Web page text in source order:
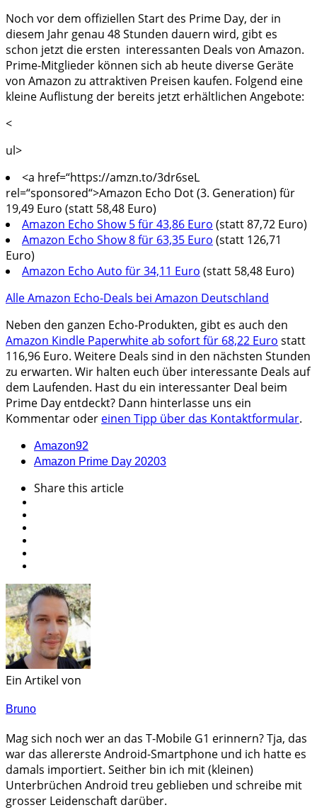
Noch vor dem offiziellen Start des Prime Day, der in
diesem Jahr genau 48 Stunden dauern wird, gibt es
schon jetzt die ersten interessanten Deals von Amazon.
Prime-Mitglieder können sich ab heute diverse Geräte
von Amazon zu attraktiven Preisen kaufen. Folgend eine
kleine Auflistung der bereits jetzt erhältlichen Angebote:
<
ul>
<a href=“https://amzn.to/3dr6seL
rel=“sponsored“>Amazon Echo Dot (3. Generation) für
19,49 Euro (statt 58,48 Euro)
Amazon Echo Show 5 für 43,86 Euro (statt 87,72 Euro)
Amazon Echo Show 8 für 63,35 Euro (statt 126,71
Euro)
Amazon Echo Auto für 34,11 Euro (statt 58,48 Euro)
Alle Amazon Echo-Deals bei Amazon Deutschland
Neben den ganzen Echo-Produkten, gibt es auch den
Amazon Kindle Paperwhite ab sofort für 68,22 Euro statt
116,96 Euro. Weitere Deals sind in den nächsten Stunden
zu erwarten. Wir halten euch über interessante Deals auf
dem Laufenden. Hast du ein interessanter Deal beim
Prime Day entdeckt? Dann hinterlasse uns ein
Kommentar oder einen Tipp über das Kontaktformular.
Amazon92
Amazon Prime Day 20203
Sharethis article
Ein Artikel von
Bruno
Mag sich noch wer an das T-Mobile G1 erinnern? Tja, das
war das allererste Android-Smartphone und ich hatte es
damals importiert. Seither bin ich mit (kleinen)
Unterbrüchen Android treu geblieben und schreibe mit
grosser Leidenschaft darüber.